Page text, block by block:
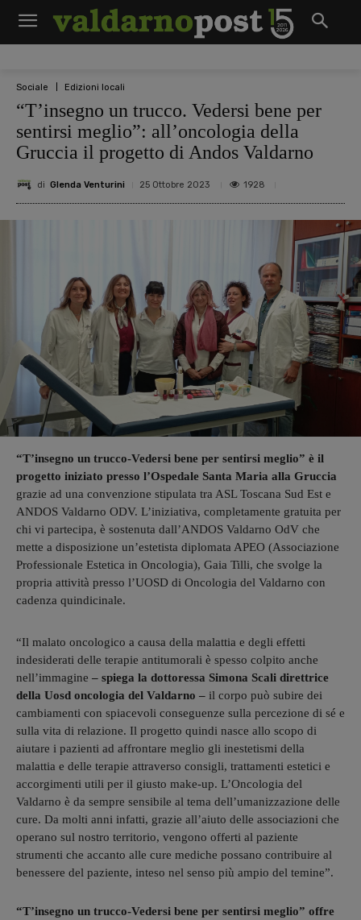
Sociale Edizioni locali
“T’insegno un trucco. Vedersi bene per
sentirsi meglio”: all’oncologia della
Gruccia il progetto di Andos Valdarno
di Glenda Venturini 25 Ottobre 2023 1928
“T’insegno un trucco-Vedersi bene per sentirsi meglio” è il
progetto iniziato presso l’Ospedale Santa Maria alla Gruccia
grazie ad una convenzione stipulata tra ASL Toscana Sud Est e
ANDOS Valdarno ODV. L’iniziativa, completamente gratuita per
chi vi partecipa, è sostenuta dall’ANDOS Valdarno OdV che
mette a disposizione un’estetista diplomata APEO (Associazione
Professionale Estetica in Oncologia), Gaia Tilli, che svolge la
propria attività presso l’UOSD di Oncologia del Valdarno con
cadenza quindicinale.
“Il malato oncologico a causa della malattia e degli effetti
indesiderati delle terapie antitumorali è spesso colpito anche
nell’immagine – spiega la dottoressa Simona Scali direttrice
della Uosd oncologia del Valdarno – il corpo può subire dei
cambiamenti con spiacevoli conseguenze sulla percezione di sé e
sulla vita di relazione. Il progetto quindi nasce allo scopo di
aiutare i pazienti ad affrontare meglio gli inestetismi della
malattia e delle terapie attraverso consigli, trattamenti estetici e
accorgimenti utili per il giusto make-up. L’Oncologia del
Valdarno è da sempre sensibile al tema dell’umanizzazione delle
cure. Da molti anni infatti, grazie all’aiuto delle associazioni che
operano sul nostro territorio, vengono offerti al paziente
strumenti che accanto alle cure mediche possano contribuire al
benessere del paziente, inteso nel senso più ampio del temine”.
“T’insegno un trucco-Vedersi bene per sentirsi meglio” offre